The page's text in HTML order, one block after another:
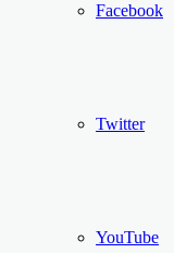
Facebook
Twitter
YouTube